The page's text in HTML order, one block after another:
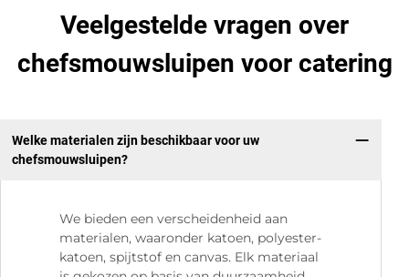
Veelgestelde vragen over
chefsmouwsluipen voor catering
Welke materialen zijn beschikbaar voor uw
chefsmouwsluipen?
We bieden een verscheidenheid aan
materialen, waaronder katoen, polyester-
katoen, spijtstof en canvas. Elk materiaal